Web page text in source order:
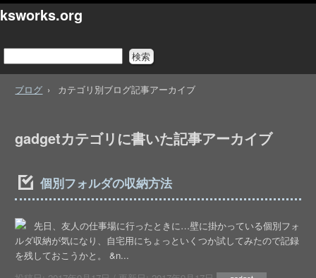
ksworks.org
ブログ カテゴリ別ブログ記事アーカイブ
gadgetカテゴリに書いた記事アーカイブ
個別フォルダの収納方法
先日、友人の仕事場に行ったときに…壁に掛かっている個別フォ
ルダ収納が気になり、自宅用にちょっといくつか試してみたので記録
を残しておこうかと。 &n...